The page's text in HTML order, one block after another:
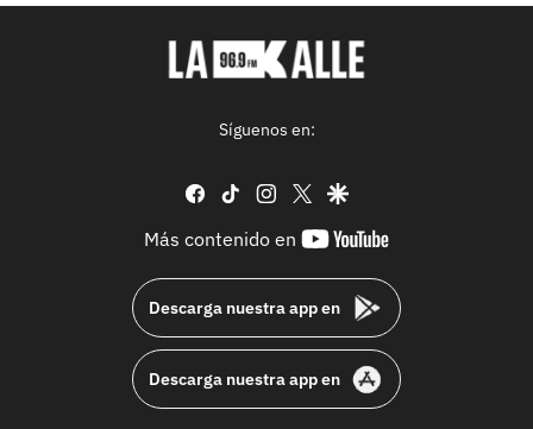
Síguenos en:
facebook
tiktok instagram
twittergoogle
Más contenido en
youtube-
Descarga nuestra app en
Descarga nuestra app en